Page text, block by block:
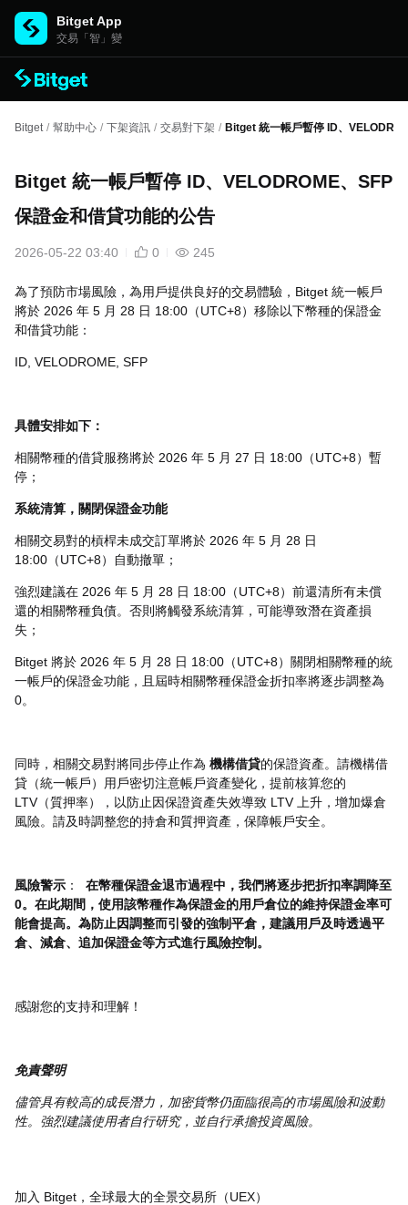
Bitget App
交易「智」變
Bitget / 幫助中心 / 下架資訊 / 交易對下架 / Bitget 統一帳戶暫停 ID、
Bitget 統一帳戶暫停 ID、VELODROME、SFP
保證金和借貸功能的公告
2026-05-22 03:40 0 245
為了預防市場風險，為用戶提供良好的交易體驗，Bitget 統一帳戶
將於 2026 年 5 月 28 日 18:00（UTC+8）移除以下幣種的保證金
和借貸功能：
ID, VELODROME, SFP
具體安排如下：
相關幣種的借貸服務將於 2026 年 5 月 27 日 18:00（UTC+8）暫
停；
系統清算，關閉保證金功能
相關交易對的槓桿未成交訂單將於 2026 年 5 月 28 日
18:00（UTC+8）自動撤單；
強烈建議在 2026 年 5 月 28 日 18:00（UTC+8）前還清所有未償
還的相關幣種負債。否則將觸發系統清算，可能導致潛在資產損
失；
Bitget 將於 2026 年 5 月 28 日 18:00（UTC+8）關閉相關幣種的統
一帳戶的保證金功能，且屆時相關幣種保證金折扣率將逐步調整為
0。
同時，相關交易對將同步停止作為 機構借貸的保證資產。請機構借
貸（統一帳戶）用戶密切注意帳戶資產變化，提前核算您的
LTV（質押率），以防止因保證資產失效導致 LTV 上升，增加爆倉
風險。請及時調整您的持倉和質押資產，保障帳戶安全。
風險警示 ： 在幣種保證金退市過程中，我們將逐步把折扣率調降至
0。在此期間，使用該幣種作為保證金的用戶倉位的維持保證金率可
能會提高。為防止因調整而引發的強制平倉，建議用戶及時透過平
倉、減倉、追加保證金等方式進行風險控制。
感謝您的支持和理解！
免責聲明
儘管具有較高的成長潛力，加密貨幣仍面臨很高的市場風險和波動
性。強烈建議使用者自行研究，並自行承擔投資風險。
加入 Bitget，全球最大的全景交易所（UEX）